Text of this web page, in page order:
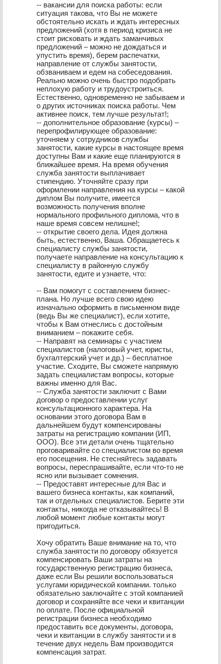
-- вакансии для поиска работы: если
ситуация такова, что Вы не можете
обстоятельно искать и ждать интересных
предложений (хотя в период кризиса не
стоит рисковать и ждать заманчивых
предложений – можно не дождаться и
упустить время), берем распечатки,
направление от службы занятости,
обзваниваем и едем на собеседования.
Реально можно очень быстро подобрать
неплохую работу и трудоустроиться.
Естественно, одновременно не забываем и
о других источниках поиска работы. Чем
активнее поиск, тем лучше результат!;
-- дополнительное образование (курсы) –
перепрофилирующее образование:
уточняем у сотрудников службы
занятости, какие курсы в настоящее время
доступны Вам и какие еще планируются в
ближайшее время. На время обучения
служба занятости выплачивает
стипендию. Уточняйте сразу при
оформлении направления на курсы – какой
диплом Вы получите, имеется
возможность получения вполне
нормального профильного диплома, что в
наше время совсем нелишне!;
-- открытие своего дела. Идея должна
быть, естественно, Ваша. Обращаетесь к
специалисту службы занятости,
получаете направление на консультацию к
специалисту в районную службу
занятости, едите и узнаете, что:
-- Вам помогут с составлением бизнес-
плана. Но лучше всего свою идею
изначально оформить в письменном виде
(ведь Вы же специалист), если хотите,
чтобы к Вам отнеслись с достойным
вниманием – покажите себя.
-- Направят на семинары с участием
специалистов (налоговый учет, юристы,
бухгалтерский учет и др.) – бесплатное
участие. Сходите, Вы сможете напрямую
задать специалистам вопросы, которые
важны именно для Вас.
-- Служба занятости заключит с Вами
договор о предоставлении услуг
консультационного характера. На
основании этого договора Вам в
дальнейшем будут компенсированы
затраты на регистрацию компании (ИП,
ООО). Все эти детали очень тщательно
проговаривайте со специалистом во время
его посещения. Не стесняйтесь задавать
вопросы, переспрашивайте, если что-то не
ясно или вызывает сомнения.
-- Предоставят интересные для Вас и
вашего бизнеса контакты, как компаний,
так и отдельных специалистов. Берите эти
контакты, никогда не отказывайтесь! В
любой момент любые контакты могут
пригодиться.
Хочу обратить Ваше внимание на то, что
служба занятости по договору обязуется
компенсировать Ваши затраты на
государственную регистрацию бизнеса,
даже если Вы решили воспользоваться
услугами юридической компании. только
обязательно заключайте с этой компанией
договор и сохраняйте все чеки и квитанции
по оплате. После официальной
регистрации бизнеса необходимо
предоставить все документы, договора,
чеки и квитанции в службу занятости и в
течение двух недель Вам производится
компенсация затрат.